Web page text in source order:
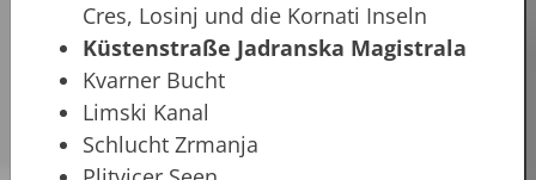
Cres, Losinj und die Kornati Inseln
Küstenstraße Jadranska Magistrala
Kvarner Bucht
Limski Kanal
Schlucht Zrmanja